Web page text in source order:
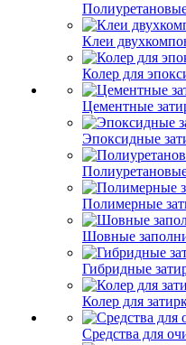
Клеи
Колер для
Цементные
Эпоксидные
Полимерные
Шовные
Гибридные
Колер для
Средства для